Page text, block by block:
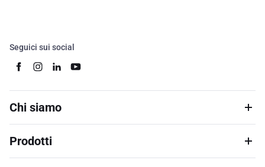
Seguici sui social
Chi siamo
Prodotti